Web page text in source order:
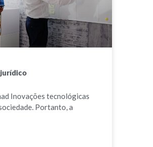
Inovações tecnológicas
Portanto, a